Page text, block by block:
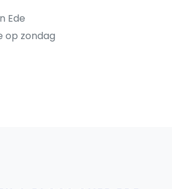
Ede
op zondag